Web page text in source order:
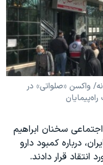
واکسن «صلواتی» در
سخنان ابراهیم
درباره کمبود دارو
قرار دادند.